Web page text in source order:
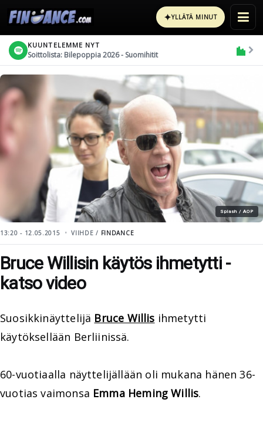
✦YLLÄTÄ MINUT
KUUNTELEMME NYT
Soittolista: Bilepoppia 2026 - Suomihitit
Splash / AOP
13:20 - 12.05.2015 VIIHDE / FINDANCE
Bruce Willisin käytös ihmetytti -
katso video
Suosikkinäyttelijä Bruce Willis ihmetytti
käytöksellään Berliinissä.
60-vuotiaalla näyttelijällään oli mukana hänen 36-
vuotias vaimonsa Emma Heming Willis.